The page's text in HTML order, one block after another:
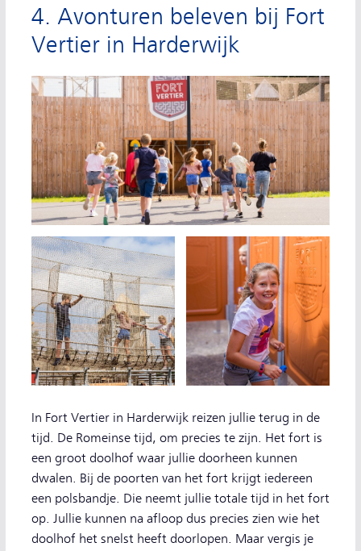
4. Avonturen beleven bij Fort
Vertier in Harderwijk
In Fort Vertier in Harderwijk reizen jullie terug in de
tijd. De Romeinse tijd, om precies te zijn. Het fort is
een groot doolhof waar jullie doorheen kunnen
dwalen. Bij de poorten van het fort krijgt iedereen
een polsbandje. Die neemt jullie totale tijd in het fort
op. Jullie kunnen na afloop dus precies zien wie het
doolhof het snelst heeft doorlopen. Maar vergis je